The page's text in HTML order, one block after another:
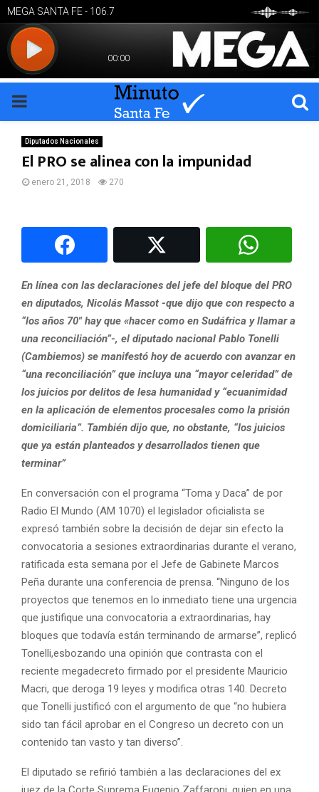
PRIMARY
MENU
Diputados Nacionales
El PRO se alinea con la impunidad
enero 21, 2018 270
En línea con las declaraciones del jefe del bloque del PRO
en diputados, Nicolás Massot -que dijo que con respecto a
“los años 70″ hay que «hacer como en Sudáfrica y llamar a
una reconciliación”-, el diputado nacional Pablo Tonelli
(Cambiemos) se manifestó hoy de acuerdo con avanzar en
“una reconciliación” que incluya una “mayor celeridad” de
los juicios por delitos de lesa humanidad y “ecuanimidad
en la aplicación de elementos procesales como la prisión
domiciliaria”. También dijo que, no obstante, “los juicios
que ya están planteados y desarrollados tienen que
terminar”
En conversación con el programa “Toma y Daca” de por
Radio El Mundo (AM 1070) el legislador oficialista se
expresó también sobre la decisión de dejar sin efecto la
convocatoria a sesiones extraordinarias durante el verano,
ratificada esta semana por el Jefe de Gabinete Marcos
Peña durante una conferencia de prensa. “Ninguno de los
proyectos que tenemos en lo inmediato tiene una urgencia
que justifique una convocatoria a extraordinarias, hay
bloques que todavía están terminando de armarse”, replicó
Tonelli,esbozando una opinión que contrasta con el
reciente megadecreto firmado por el presidente Mauricio
Macri, que deroga 19 leyes y modifica otras 140. Decreto
que Tonelli justificó con el argumento de que “no hubiera
sido tan fácil aprobar en el Congreso un decreto con un
contenido tan vasto y tan diverso”.
El diputado se refirió también a las declaraciones del ex